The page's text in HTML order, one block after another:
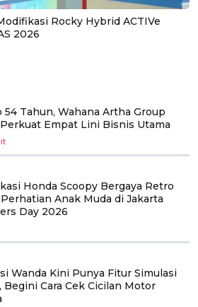
Rocky Hybrid ACTIVe
2026
54 Tahun, Wahana Artha Group
Empat Lini Bisnis Utama
Honda Scoopy Bergaya Retro
Anak Muda di Jakarta
Day 2026
Wanda Kini Punya Fitur Simulasi
Begini Cara Cek Cicilan Motor